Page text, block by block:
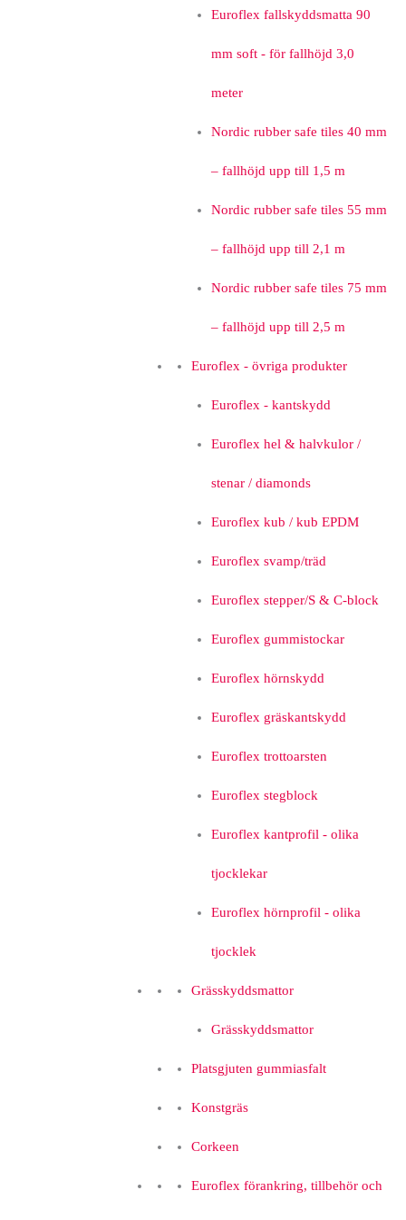
Euroflex fallskyddsmatta 90
mm soft - för fallhöjd 3,0
meter
Nordic rubber safe tiles 40 mm
– fallhöjd upp till 1,5 m
Nordic rubber safe tiles 55 mm
– fallhöjd upp till 2,1 m
Nordic rubber safe tiles 75 mm
– fallhöjd upp till 2,5 m
Euroflex - övriga produkter
Euroflex - kantskydd
Euroflex hel & halvkulor /
stenar / diamonds
Euroflex kub / kub EPDM
Euroflex svamp/träd
Euroflex stepper/S & C-block
Euroflex gummistockar
Euroflex hörnskydd
Euroflex gräskantskydd
Euroflex trottoarsten
Euroflex stegblock
Euroflex kantprofil - olika
tjocklekar
Euroflex hörnprofil - olika
tjocklek
Grässkyddsmattor
Grässkyddsmattor
Platsgjuten gummiasfalt
Konstgräs
Corkeen
Euroflex förankring, tillbehör och